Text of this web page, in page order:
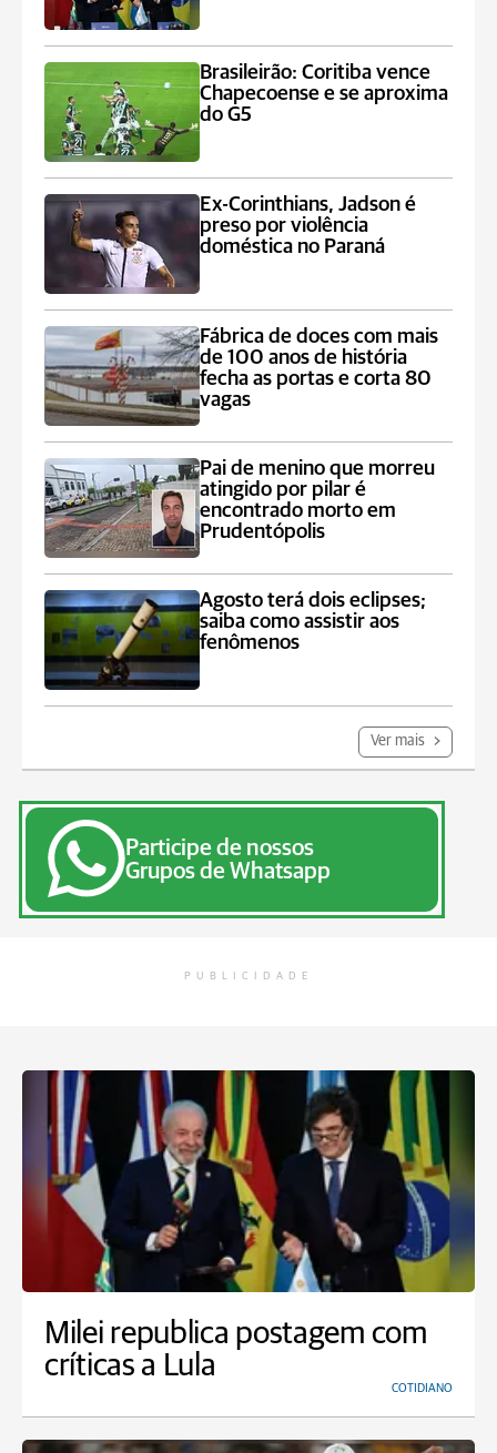
Brasileirão: Coritiba vence
Chapecoense e se aproxima
do G5
Ex-Corinthians, Jadson é
preso por violência
doméstica no Paraná
Fábrica de doces com mais
de 100 anos de história
fecha as portas e corta 80
vagas
Pai de menino que morreu
atingido por pilar é
encontrado morto em
Prudentópolis
Agosto terá dois eclipses;
saiba como assistir aos
fenômenos
Ver mais
Participe de nossos
Grupos de Whatsapp
PUBLICIDADE
Milei republica postagem com
críticas a Lula
COTIDIANO